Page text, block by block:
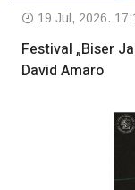
19 Jul, 2026.
Festival „Biser
David Amaro